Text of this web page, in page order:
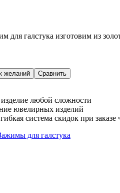
галстука изготовим из
желаний Сравнить
любой сложности
ювелирных изделий
система скидок при заказе
для галстука